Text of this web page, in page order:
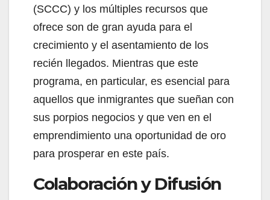
(SCCC) y los múltiples recursos que
ofrece son de gran ayuda para el
crecimiento y el asentamiento de los
recién llegados. Mientras que este
programa, en particular, es esencial para
aquellos que inmigrantes que sueñan con
sus porpios negocios y que ven en el
emprendimiento una oportunidad de oro
para prosperar en este país.
Colaboración y Difusión